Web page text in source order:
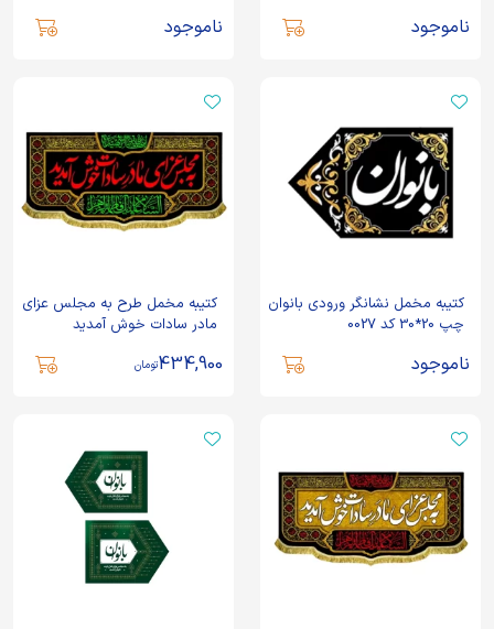
ناموجود ناموجود
کتیبه مخمل نشانگر ورودی بانوان
چپ 20*30 کد 0027
ناموجود
کتیبه مخمل طرح به مجلس عزای
مادر سادات خوش آمدید
434,900تومان